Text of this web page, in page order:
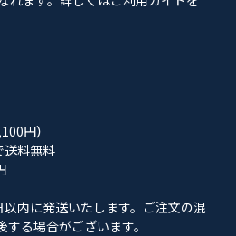
円）
送料無料
内に発送いたします。ご注文の混
る場合がございます。